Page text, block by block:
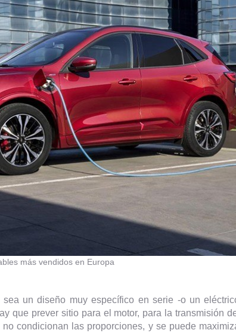
más vendidos en Europa
un diseño muy específico en serie -o un
que prever sitio para el motor, para la transmisión
no condicionan las proporciones, y se puede